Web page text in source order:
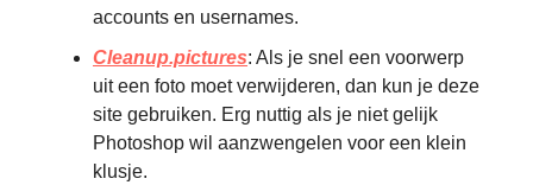
accounts en usernames.
Cleanup.pictures: Als je snel een voorwerp
uit een foto moet verwijderen, dan kun je deze
site gebruiken. Erg nuttig als je niet gelijk
Photoshop wil aanzwengelen voor een klein
klusje.